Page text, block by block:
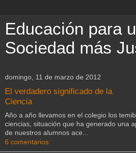
Educación para
Sociedad más
domingo, 11 de marzo de 2012
El verdadero significado de la
Ciencia
Año a año llevamos en el colegio los
ciencias, situación que ha generado una
de nuestros alumnos ace...
6 comentarios: